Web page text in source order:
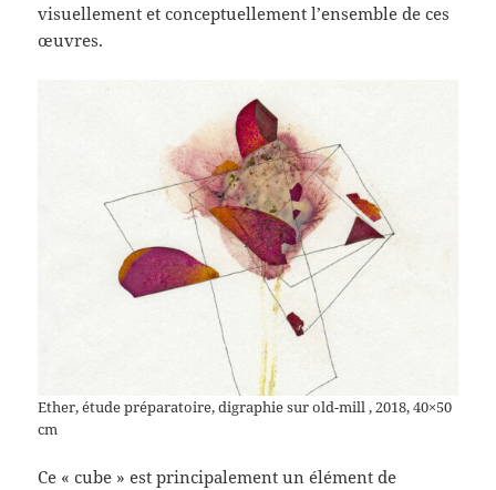
visuellement et conceptuellement l’ensemble de ces
œuvres.
Ether, étude préparatoire, digraphie sur old-mill , 2018, 40×50
cm
Ce « cube » est principalement un élément de